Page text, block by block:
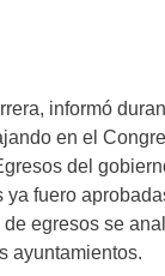
informó
en el
del
fuero
egresos se
ayuntamientos.